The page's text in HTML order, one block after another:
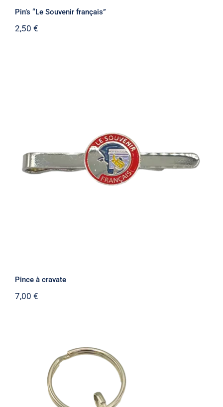
Pin’s “Le Souvenir français”
2,50 €
Pince à cravate
Pince à cravate
7,00 €